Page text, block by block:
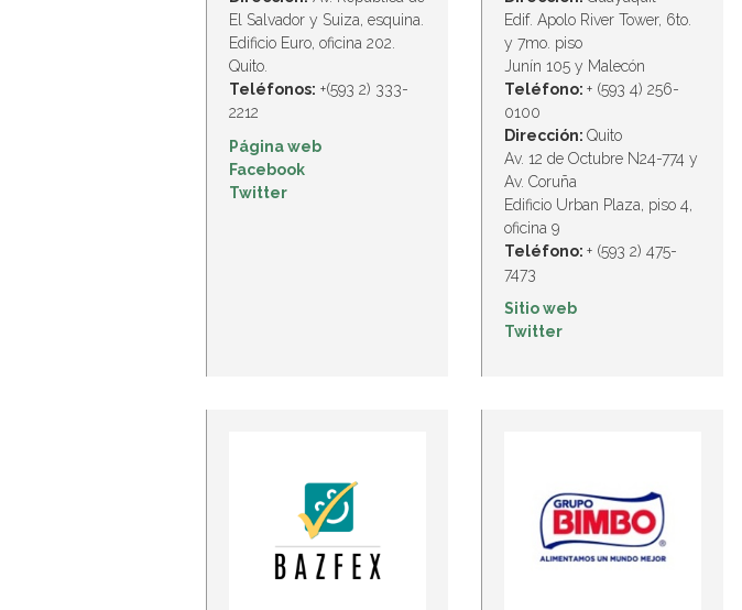
El Salvador y Suiza, esquina.
Edificio Euro, oficina 202.
Quito.
Teléfonos: +(593 2) 333-
2212
Página web
Facebook
Twitter
Edif. Apolo River Tower, 6to.
y 7mo. piso
Junín 105 y Malecón
Teléfono: + (593 4) 256-
0100
Dirección: Quito
Av. 12 de Octubre N24-774 y
Av. Coruña
Edificio Urban Plaza, piso 4,
oficina 9
Teléfono: + (593 2) 475-
7473
Sitio web
Twitter